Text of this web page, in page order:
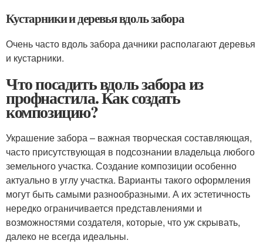
Кустарники и деревья вдоль забора
Очень часто вдоль забора дачники располагают деревья
и кустарники.
Что посадить вдоль забора из
профнастила. Как создать
композицию?
Украшение забора – важная творческая составляющая,
часто присутствующая в подсознании владельца любого
земельного участка. Создание композиции особенно
актуально в углу участка. Варианты такого оформления
могут быть самыми разнообразными. А их эстетичность
нередко ограничивается представлениями и
возможностями создателя, которые, что уж скрывать,
далеко не всегда идеальны.